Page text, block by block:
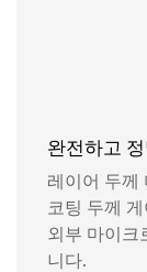
완전하고
레이어 두께
코팅 두께
외부 마이크
니다.